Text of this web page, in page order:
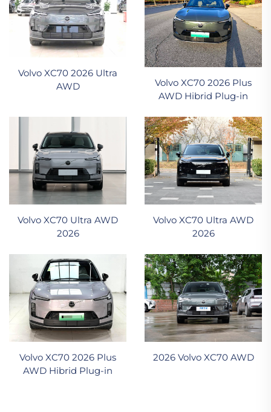
Volvo XC70 2026 Ultra
AWD
Volvo XC70 2026 Plus
AWD Hibrid Plug-in
Volvo XC70 Ultra AWD
2026
Volvo XC70 Ultra AWD
2026
Volvo XC70 2026 Plus
AWD Hibrid Plug-in
2026 Volvo XC70 AWD